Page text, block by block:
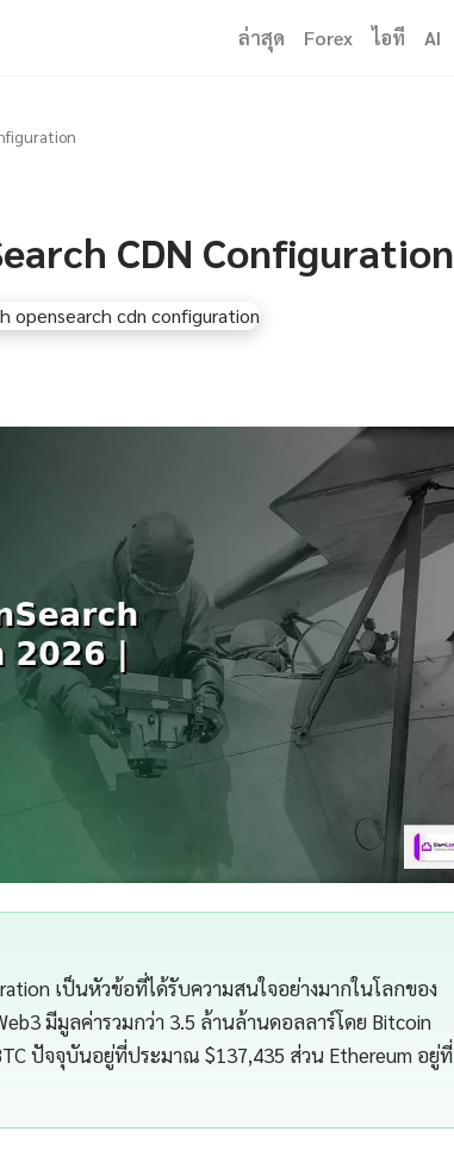
ล่าสุด Forex ไอที AI
CDN Configuration
เป็นหัวข้อที่ได้รับความสนใจอย่างมากในโลกของ
มีมูลค่ารวมกว่า 3.5 ล้านล้านดอลลาร์โดย Bitcoin
ปัจจุบันอยู่ที่ประมาณ $137,435 ส่วน Ethereum อยู่ที่